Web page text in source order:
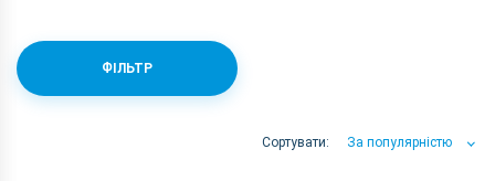
ФІЛЬТР
Сортувати: За популярністю
За популярністю